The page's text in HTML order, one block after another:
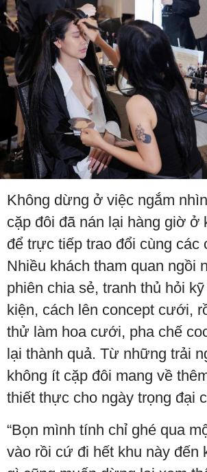
Không dừng ở việc ngắm
cặp đôi đã nán lại hàng giờ ở
để trực tiếp trao đổi cùng các
Nhiều khách tham quan ngồi
phiên chia sẻ, tranh thủ hỏi
kiện, cách lên concept cưới,
thử làm hoa cưới, pha chế
lại thành quả. Từ những trải
không ít cặp đôi mang về
thiết thực cho ngày trọng đại
“Bọn mình tính chỉ ghé qua
vào rồi cứ đi hết khu này đến